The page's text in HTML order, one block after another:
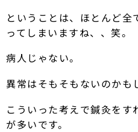
ということは、ほとんど
ってしまいますね、、笑。
病人じゃない。
異常はそもそもないのかも
こういった考えで鍼灸をす
が多いです。